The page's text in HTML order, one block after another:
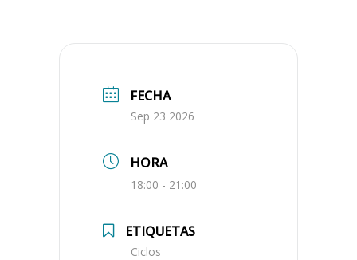
FECHA
Sep 23 2026
HORA
18:00 - 21:00
ETIQUETAS
Ciclos